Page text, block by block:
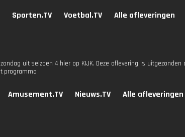
Sporten.TV Voetbal.TV Alle afleveringen
uit seizoen 4 hier op KIJK. Deze aflevering is uitgezonden
programma
Amusement.TV Nieuws.TV Alle afleveringen